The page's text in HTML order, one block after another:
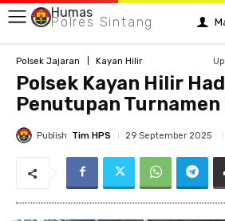
Humas
Polres Sintang
Polsek Jajaran Kayan Hilir
Polsek Kayan Hilir
Penutupan Turnamen
Publish Tim HPS 29 September 2025